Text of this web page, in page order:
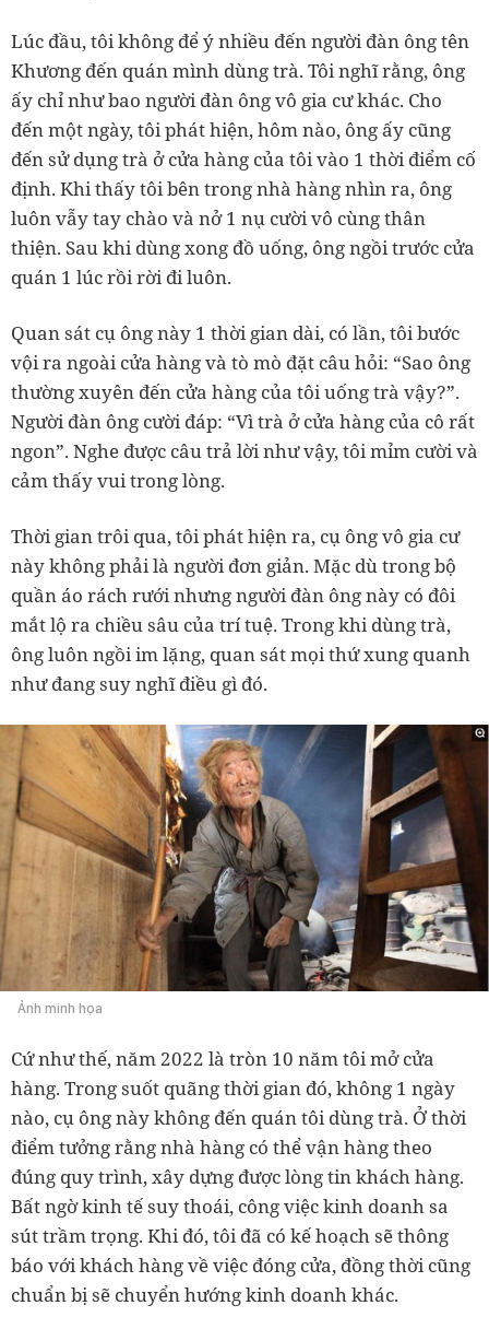
Lúc đầu, tôi không để ý nhiều đến người đàn ông tên
Khương đến quán mình dùng trà. Tôi nghĩ rằng, ông
ấy chỉ như bao người đàn ông vô gia cư khác. Cho
đến một ngày, tôi phát hiện, hôm nào, ông ấy cũng
đến sử dụng trà ở cửa hàng của tôi vào 1 thời điểm cố
định. Khi thấy tôi bên trong nhà hàng nhìn ra, ông
luôn vẫy tay chào và nở 1 nụ cười vô cùng thân
thiện. Sau khi dùng xong đồ uống, ông ngồi trước cửa
quán 1 lúc rồi rời đi luôn.
Quan sát cụ ông này 1 thời gian dài, có lần, tôi bước
vội ra ngoài cửa hàng và tò mò đặt câu hỏi: “Sao ông
thường xuyên đến cửa hàng của tôi uống trà vậy?”.
Người đàn ông cười đáp: “Vì trà ở cửa hàng của cô rất
ngon”. Nghe được câu trả lời như vậy, tôi mỉm cười và
cảm thấy vui trong lòng.
Thời gian trôi qua, tôi phát hiện ra, cụ ông vô gia cư
này không phải là người đơn giản. Mặc dù trong bộ
quần áo rách rưới nhưng người đàn ông này có đôi
mắt lộ ra chiều sâu của trí tuệ. Trong khi dùng trà,
ông luôn ngồi im lặng, quan sát mọi thứ xung quanh
như đang suy nghĩ điều gì đó.
Ảnh minh họa
Cứ như thế, năm 2022 là tròn 10 năm tôi mở cửa
hàng. Trong suốt quãng thời gian đó, không 1 ngày
nào, cụ ông này không đến quán tôi dùng trà. Ở thời
điểm tưởng rằng nhà hàng có thể vận hàng theo
đúng quy trình, xây dựng được lòng tin khách hàng.
Bất ngờ kinh tế suy thoái, công việc kinh doanh sa
sút trầm trọng. Khi đó, tôi đã có kế hoạch sẽ thông
báo với khách hàng về việc đóng cửa, đồng thời cũng
chuẩn bị sẽ chuyển hướng kinh doanh khác.